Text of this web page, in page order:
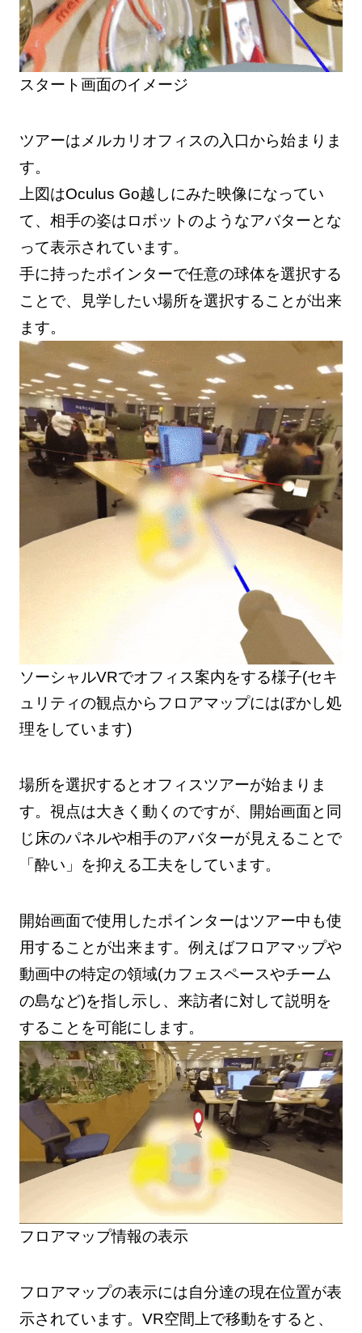
スタート画面のイメージ
ツアーはメルカリオフィスの入口から始まりま
す。
上図はOculus Go越しにみた映像になってい
て、相手の姿はロボットのようなアバターとな
って表示されています。
手に持ったポインターで任意の球体を選択する
ことで、見学したい場所を選択することが出来
ます。
ソーシャルVRでオフィス案内をする様子(セキ
ュリティの観点からフロアマップにはぼかし処
理をしています)
場所を選択するとオフィスツアーが始まりま
す。視点は大きく動くのですが、開始画面と同
じ床のパネルや相手のアバターが見えることで
「酔い」を抑える工夫をしています。
開始画面で使用したポインターはツアー中も使
用することが出来ます。例えばフロアマップや
動画中の特定の領域(カフェスペースやチーム
の島など)を指し示し、来訪者に対して説明を
することを可能にします。
フロアマップ情報の表示
フロアマップの表示には自分達の現在位置が表
示されています。VR空間上で移動をすると、